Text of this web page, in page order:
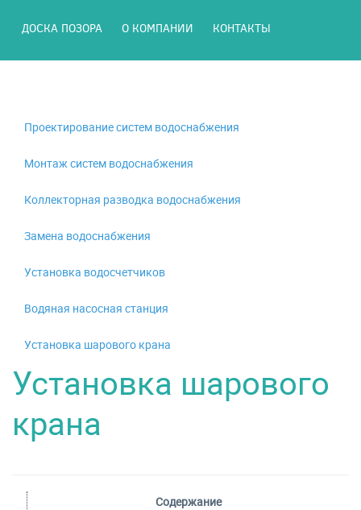
ДОСКА ПОЗОРА О КОМПАНИИ КОНТАКТЫ
Проектирование систем водоснабжения
Монтаж систем водоснабжения
Коллекторная разводка водоснабжения
Замена водоснабжения
Установка водосчетчиков
Водяная насосная станция
Установка шарового крана
Установка шарового
крана
Содержание